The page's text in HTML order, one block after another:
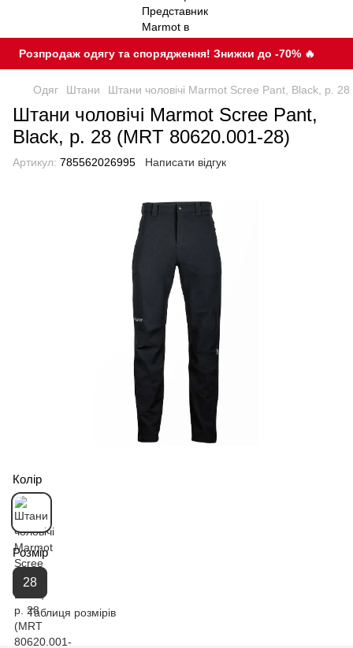
Розпродаж одягу та спорядження! Знижки до -70% 🔥
Одяг Штани Штани чоловічі Marmot Scree Pant, Black, р.
Штани чоловічі Marmot Scree Pant,
Black, р. 28 (MRT 80620.001-28)
Артикул: 785562026995 Написати відгук
Колір
Розмір
28
Таблиця розмірів